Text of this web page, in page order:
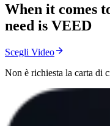
When it comes
need is VEED
Scegli Video
Non è richiesta la carta di